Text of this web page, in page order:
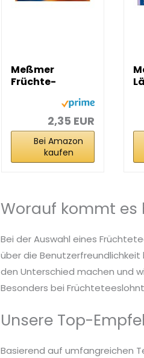
Meßmer
Früchte-
Teebeutel |
Vegan...2,35 EUR
Bei Amazon
kaufen
Worauf kommt es
Bei der Auswahl eines
über die Benutzerfreundlichkeit
den Unterschied machen und
Besonders bei
Unsere Top-
Basierend auf umfangreichen